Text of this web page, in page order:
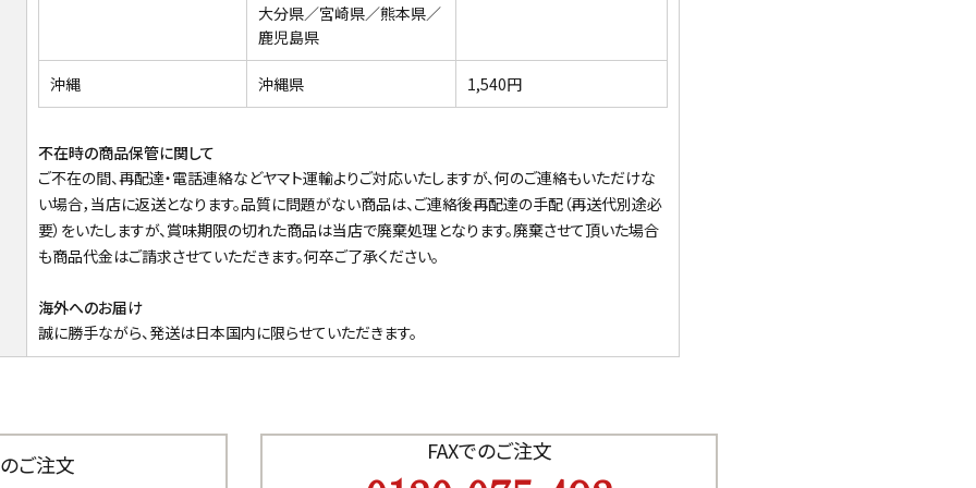
大分県／宮崎県／熊本県／
鹿児島県
沖縄 沖縄県 1,540円
不在時の商品保管に関して
ご不在の間、再配達・電話連絡などヤマト運輸よりご対応いたしますが、何のご連絡もいただけな
い場合，当店に返送となります。品質に問題がない商品は、ご連絡後再配達の手配（再送代別途必
要）をいたしますが、賞味期限の切れた商品は当店で廃棄処理となります。廃棄させて頂いた場合
も商品代金はご請求させていただきます。何卒ご了承ください。
海外へのお届け
誠に勝手ながら、発送は日本国内に限らせていただきます。
ご注文 FAXでのご注文